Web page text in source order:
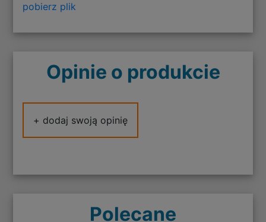
pobierz plik
Opinie o produkcie
+ dodaj swoją opinię
Polecane